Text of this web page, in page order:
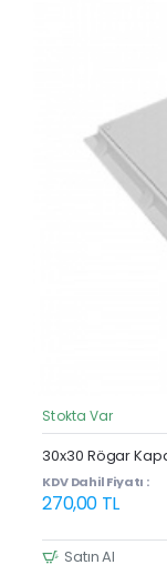
Stokta Var
30x30 Rögar
KDV Dahil Fiyatı :
270,00 TL
Satın Al